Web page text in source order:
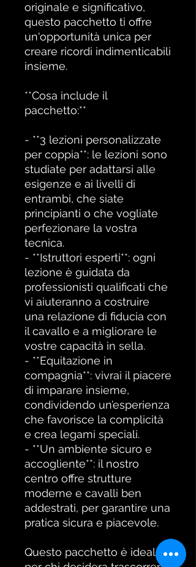
originale e significativo,
questo pacchetto ti offre
un'opportunità unica per
creare ricordi indimenticabili
insieme.
**Cosa include il
pacchetto:**
- **3 lezioni personalizzate
per coppia**: le lezioni sono
studiate per adattarsi alle
esigenze e ai livelli di
entrambi, che siate
principianti o che vogliate
perfezionare la vostra
tecnica.
- **Istruttori esperti**: ogni
lezione è guidata da
professionisti qualificati che
vi aiuteranno a costruire
una relazione di fiducia con
il cavallo e a migliorare le
vostre capacità in sella.
- **Equitazione in
compagnia**: vivrai il piacere
di imparare insieme,
condividendo un’esperienza
che favorisce la complicità
e crea legami speciali.
- **Un ambiente sicuro e
accogliente**: il nostro
centro offre strutture
moderne e cavalli ben
addestrati, per garantire una
pratica sicura e piacevole.
Questo pacchetto è ideale